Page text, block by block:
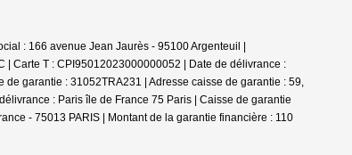
: 166 avenue Jean Jaurès - 95100 Argenteuil |
| Carte T : CPI95012023000000052 | Date de délivrance :
garantie : 31052TRA231 | Adresse caisse de garantie : 59,
: Paris île de France 75 Paris | Caisse de garantie
- 75013 PARIS | Montant de la garantie financière : 110